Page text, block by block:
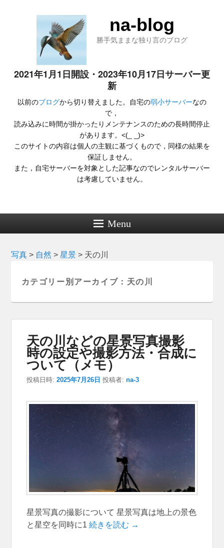
na-blog
勝手気ままな独り言のブログ
2021年1月1日開設・2023年10月17日サーバー更
新
以前のブログから切り替えました。自宅の弱小サーバーなの
で，
読み込みに時間が掛かったりメンテナンスのための長時間停止
があります。<(_ _)>
このサイトの内容は個人の主観に基づくもので，同様の結果を
保証しません。
また，自宅サーバーを対象とした記事なのでレンタルサーバー
は考慮していません。
Menu
写真 > 自然 >星景 > 天の川
カテゴリー別アーカイブ： 天の川
天の川などの星景写真撮影
時の設定や撮影方法・合成に
ついて（メモ）
投稿日時:2025年7月26日 投稿者:na-3
星景写真の撮影について 星景写真は地上の景色
と星空を同時に1続きを読む →